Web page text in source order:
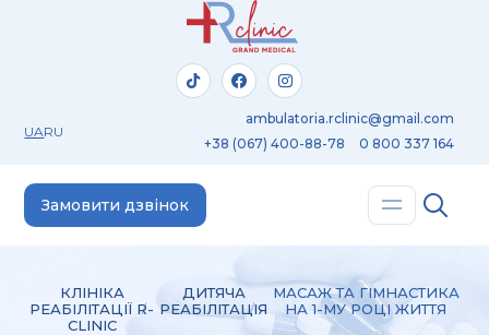
UARU
ambulatoria.rclinic@gmail.com
+38 (067) 400-88-78
0 800 337 164
Замовити дзвінок
КЛІНІКА
РЕАБІЛІТАЦІЇ R-
CLINIC
ДИТЯЧА
РЕАБІЛІТАЦІЯ
МАСАЖ ТА ГІМНАСТИКА
НА 1-МУ РОЦІ ЖИТТЯ